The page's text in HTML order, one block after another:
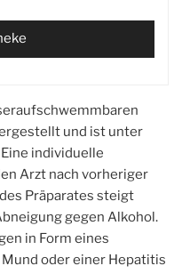
und ist unter
individuelle
Arzt nach vorheriger
Präparates steigt
gegen Alkohol.
in Form eines
oder einer Hepatitis